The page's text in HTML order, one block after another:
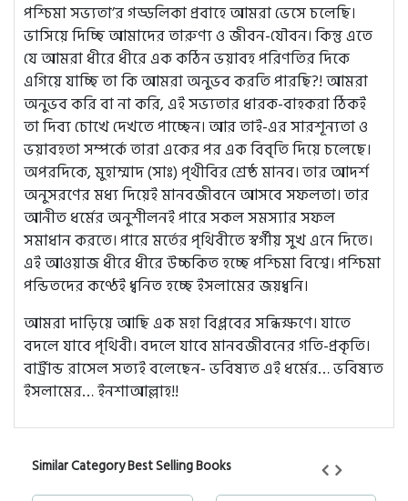
পশ্চিমা সভ্যতা’র গড্ডলিকা প্রবাহে আমরা ভেসে চলেছি।
ভাসিয়ে দিচ্ছি আমাদের তারুণ্য ও জীবন-যৌবন। কিন্তু এতে
যে আমরা ধীরে ধীরে এক কঠিন ভয়াবহ পরিণতির দিকে
এগিয়ে যাচ্ছি তা কি আমরা অনুভব করতি পারছি?! আমরা
অনুভব করি বা না করি, এই সভ্যতার ধারক-বাহকরা ঠিকই
তা দিব্য চোখে দেখতে পাচ্ছেন। আর তাই-এর সারশূন্যতা ও
ভয়াবহতা সম্পর্কে তারা একের পর এক বিবৃতি দিয়ে চলেছে।
অপরদিকে, মুহাম্মাদ (সাঃ) পৃথীবির শ্রেষ্ঠ মানব। তার আদর্শ
অনুসরণের মধ্য দিয়েই মানবজীবনে আসবে সফলতা। তার
আনীত ধর্মের অনুশীলনই পারে সকল সমস্যার সফল
সমাধান করতে। পারে মর্তের পৃথিবীতে স্বর্গীয় সুখ এনে দিতে।
এই আওয়াজ ধীরে ধীরে উচ্চকিত হচ্ছে পশ্চিমা বিশ্বে। পশ্চিমা
পন্ডিতদের কণ্ঠেই ধ্বনিত হচ্ছে ইসলামের জয়ধ্বনি।
আমরা দাড়িয়ে আছি এক মহা বিপ্লবের সন্ধিক্ষণে। যাতে
বদলে যাবে পৃথিবী। বদলে যাবে মানবজীবনের গতি-প্রকৃতি।
বার্ট্রান্ড রাসেল সত্যই বলেছেন- ভবিষ্যত এই ধর্মের… ভবিষ্যত
ইসলামের… ইনশাআল্লাহ!!
Similar Category Best Selling Books